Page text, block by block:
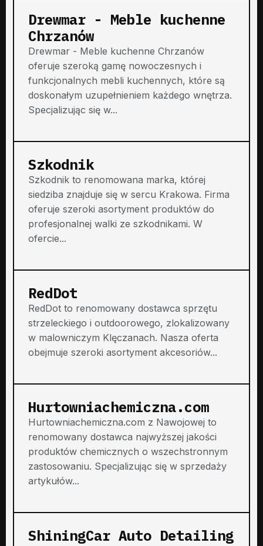
Drewmar - Meble kuchenne
Chrzanów
Drewmar - Meble kuchenne Chrzanów
oferuje szeroką gamę nowoczesnych i
funkcjonalnych mebli kuchennych, które są
doskonałym uzupełnieniem każdego wnętrza.
Specjalizując się w...
Szkodnik
Szkodnik to renomowana marka, której
siedziba znajduje się w sercu Krakowa. Firma
oferuje szeroki asortyment produktów do
profesjonalnej walki ze szkodnikami. W
ofercie...
RedDot
RedDot to renomowany dostawca sprzętu
strzeleckiego i outdoorowego, zlokalizowany
w malowniczym Klęczanach. Nasza oferta
obejmuje szeroki asortyment akcesoriów...
Hurtowniachemiczna.com
Hurtowniachemiczna.com z Nawojowej to
renomowany dostawca najwyższej jakości
produktów chemicznych o wszechstronnym
zastosowaniu. Specjalizując się w sprzedaży
artykułów...
ShiningCar Auto Detailing